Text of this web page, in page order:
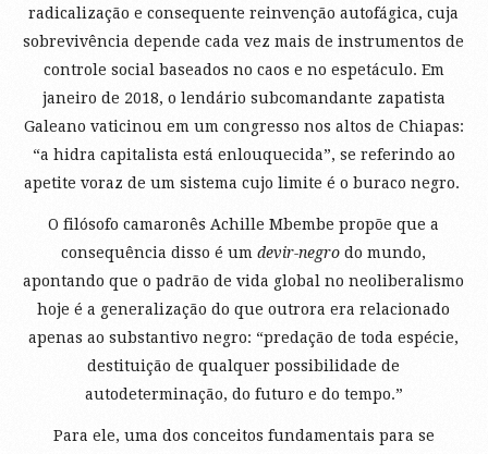
radicalização e consequente reinvenção autofágica, cuja
sobrevivência depende cada vez mais de instrumentos de
controle social baseados no caos e no espetáculo. Em
janeiro de 2018, o lendário subcomandante zapatista
Galeano vaticinou em um congresso nos altos de Chiapas:
“a hidra capitalista está enlouquecida”, se referindo ao
apetite voraz de um sistema cujo limite é o buraco negro.
O filósofo camaronês Achille Mbembe propõe que a
consequência disso é umdevir-negro do mundo,
apontando que o padrão de vida global no neoliberalismo
hoje é a generalização do que outrora era relacionado
apenas ao substantivo negro: “predação de toda espécie,
destituição de qualquer possibilidade de
autodeterminação, do futuro e do tempo.”
Para ele, uma dos conceitos fundamentais para se